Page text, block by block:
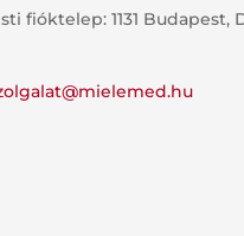
fióktelep: 1131 Budapest,